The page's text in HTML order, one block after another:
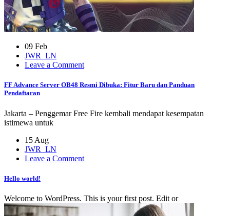
09 Feb
JWR_LN
Leave a Commenton
Advance
Resmi
Panduan
FF Advance Server OB48 Resmi Dibuka: Fitur Baru dan Panduan
Pendaftaran
Jakarta – Penggemar Free Fire kembali mendapat kesempatan
istimewa untuk
15 Aug
JWR_LN
Leave a Commenton
Hello world!
Welcome to WordPress. This is your first post. Edit or